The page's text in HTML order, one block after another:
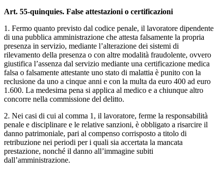
Art. 55-quinquies. False attestazioni o certificazioni
1. Fermo quanto previsto dal codice penale, il lavoratore dipendente
di una pubblica amministrazione che attesta falsamente la propria
presenza in servizio, mediante l’alterazione dei sistemi di
rilevamento della presenza o con altre modalità fraudolente, ovvero
giustifica l’assenza dal servizio mediante una certificazione medica
falsa o falsamente attestante uno stato di malattia è punito con la
reclusione da uno a cinque anni e con la multa da euro 400 ad euro
1.600. La medesima pena si applica al medico e a chiunque altro
concorre nella commissione del delitto.
2. Nei casi di cui al comma 1, il lavoratore, ferme la responsabilità
penale e disciplinare e le relative sanzioni, è obbligato a risarcire il
danno patrimoniale, pari al compenso corrisposto a titolo di
retribuzione nei periodi per i quali sia accertata la mancata
prestazione, nonché il danno all’immagine subiti
dall’amministrazione.